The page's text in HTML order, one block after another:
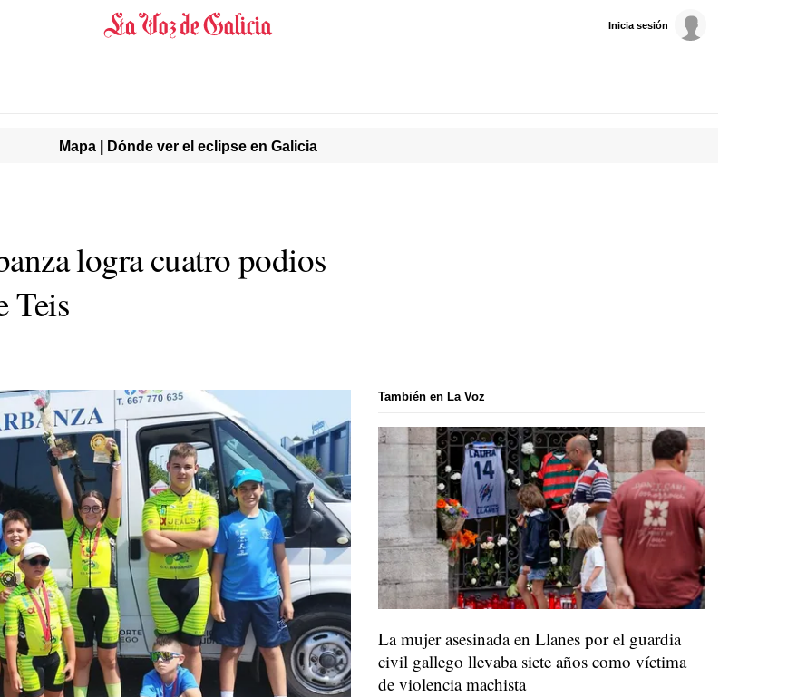
Inicia sesión
Mapa | Dónde ver el eclipse en Galicia
logra cuatro podios
Teis
También en La Voz
La mujer asesinada en Llanes por el guardia
civil gallego llevaba siete años como víctima
de violencia machista